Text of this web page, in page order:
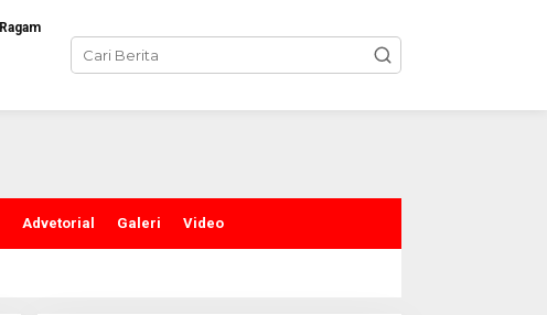
Ragam
Advetorial Galeri Video